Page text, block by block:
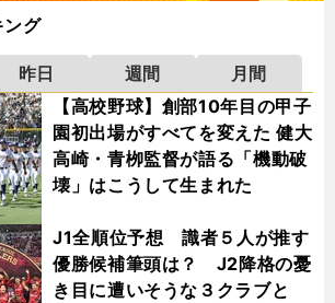
ング
昨日 週間
月間
【高校野球】創部10年目の甲子
園初出場がすべてを変えた 健大
高崎・青栁監督が語る「機動破
壊」はこうして生まれた
J1全順位予想 識者５人が推す
優勝候補筆頭は？ J2降格の憂
き目に遭いそうな３クラブと